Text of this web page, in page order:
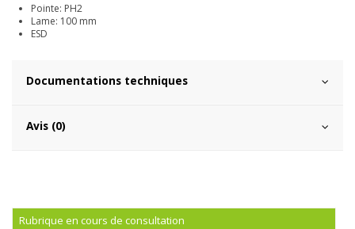
Pointe: PH2
Lame: 100 mm
ESD
Documentations techniques
Avis (0)
Rubrique en cours de consultation